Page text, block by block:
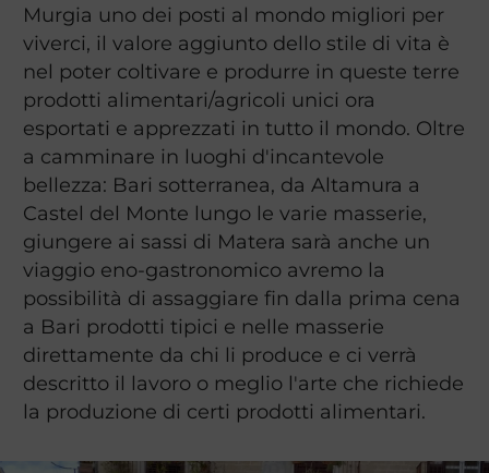
Murgia uno dei posti al mondo migliori per
viverci, il valore aggiunto dello stile di vita è
nel poter coltivare e produrre in queste terre
prodotti alimentari/agricoli unici ora
esportati e apprezzati in tutto il mondo. Oltre
a camminare in luoghi d'incantevole
bellezza: Bari sotterranea, da Altamura a
Castel del Monte lungo le varie masserie,
giungere ai sassi di Matera sarà anche un
viaggio eno-gastronomico avremo la
possibilità di assaggiare fin dalla prima cena
a Bari prodotti tipici e nelle masserie
direttamente da chi li produce e ci verrà
descritto il lavoro o meglio l'arte che richiede
la produzione di certi prodotti alimentari.